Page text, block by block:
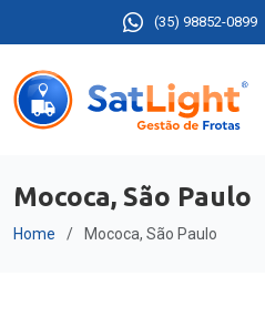
(35) 98852-0899
Mococa, São Paulo
Home Mococa, São Paulo